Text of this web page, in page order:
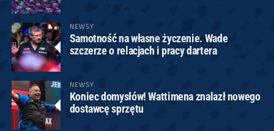
NEWSY
Samotność na własne życzenie. Wade
szczerze o relacjach i pracy dartera
NEWSY
Koniec domysłów! Wattimena znalazł nowego
dostawcę sprzętu